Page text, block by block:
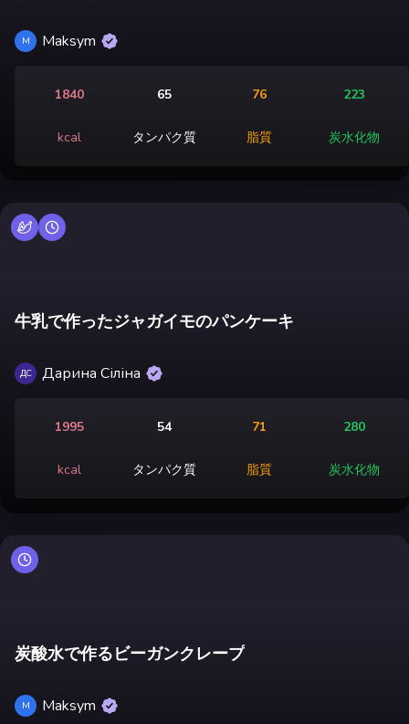
M Maksym
1840
kcal
65
タンパク質
76
脂質
223
炭水化物
牛乳で作ったジャガイモのパンケーキ
ДС Дарина Сіліна
1995
kcal
54
タンパク質
71
脂質
280
炭水化物
炭酸水で作るビーガンクレープ
M Maksym